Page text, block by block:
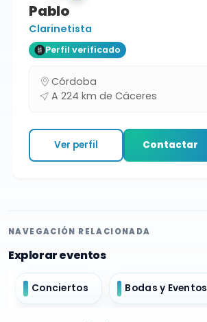
Pablo
Clarinetista
Perfil verificado
Córdoba
A 224 km de Cáceres
Ver perfil Contactar
NAVEGACIÓN RELACIONADA
Explorar eventos
Conciertos Bodas y Eventos